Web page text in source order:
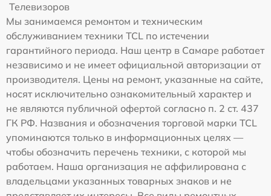
Телевизоров
Мы занимаемся ремонтом и техническим
обслуживанием техники TCL по истечении
гарантийного периода. Наш центр в Самаре работает
независимо и не имеет официальной авторизации от
производителя. Цены на ремонт, указанные на сайте,
носят исключительно ознакомительный характер и
не являются публичной офертой согласно п. 2 ст. 437
ГК РФ. Названия и обозначения торговой марки TCL
упоминаются только в информационных целях —
чтобы обозначить перечень техники, с которой мы
работаем. Наша организация не аффилирована с
владельцами указанных товарных знаков и не